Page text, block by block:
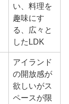
い、料理を
趣味にす
る、広々と
したLDK
アイランド
の開放感が
欲しいがス
ペースが限